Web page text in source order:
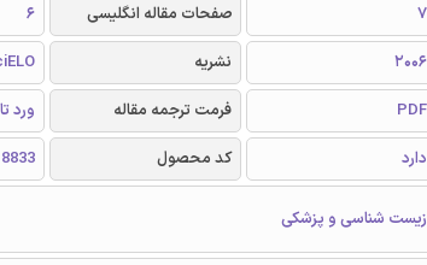
7 صفحات مقاله انگلیسی
6
2006 نشریه
PDF فرمت ترجمه مقاله
ورد
دارد کد محصول
8833
زیست شناسی و پزشکی